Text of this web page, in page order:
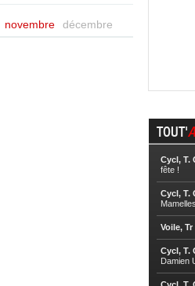
novembre décembre
TOUT'
Cycl, T.
fête !
Cycl, T.
Mamelles
Voile, Tr
Cycl, T.
Damien